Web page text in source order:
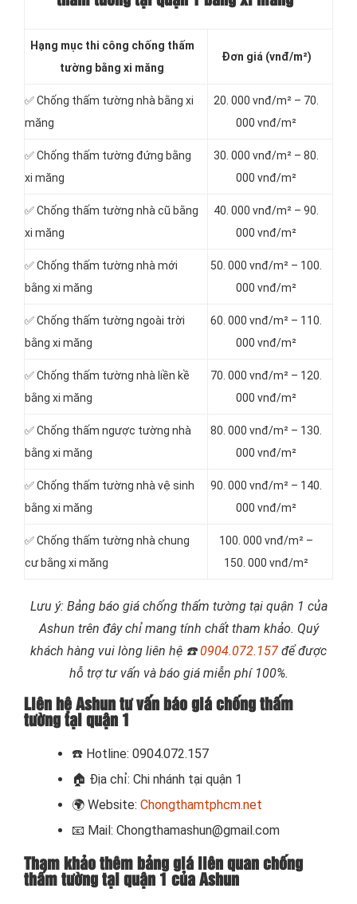
Hạng mục thi công chống thấm
tường bằng xi măng
Đơn giá (vnđ/m²)
✅ Chống thấm tường nhà bằng xi
măng
20. 000 vnđ/m² – 70.
000 vnđ/m²
✅ Chống thấm tường đứng bằng
xi măng
30. 000 vnđ/m² – 80.
000 vnđ/m²
✅ Chống thấm tường nhà cũ bằng
xi măng
40. 000 vnđ/m² – 90.
000 vnđ/m²
✅ Chống thấm tường nhà mới
bằng xi măng
50. 000 vnđ/m² – 100.
000 vnđ/m²
✅ Chống thấm tường ngoài trời
bằng xi măng
60. 000 vnđ/m² – 110.
000 vnđ/m²
✅ Chống thấm tường nhà liền kề
bằng xi măng
70. 000 vnđ/m² – 120.
000 vnđ/m²
✅ Chống thấm ngược tường nhà
bằng xi măng
80. 000 vnđ/m² – 130.
000 vnđ/m²
✅ Chống thấm tường nhà vệ sinh
bằng xi măng
90. 000 vnđ/m² – 140.
000 vnđ/m²
✅ Chống thấm tường nhà chung
cư bằng xi măng
100. 000 vnđ/m² –
150. 000 vnđ/m²
Lưu ý: Bảng báo giá chống thấm tường tại quận 1 của
Ashun trên đây chỉ mang tính chất tham khảo. Quý
khách hàng vui lòng liên hệ ☎️0904.072.157 để được
hỗ trợ tư vấn và báo giá miễn phí 100%.
Liên hệ Ashun tư vấn báo giá chống thấm
tường tại quận 1
☎️ Hotline: 0904.072.157
🏠 Địa chỉ: Chi nhánh tại quận 1
🌍 Website: Chongthamtphcm.net
📧 Mail: Chongthamashun@gmail.com
Tham khảo thêm bảng giá liên quan chống
thấm tường tại quận 1 của Ashun